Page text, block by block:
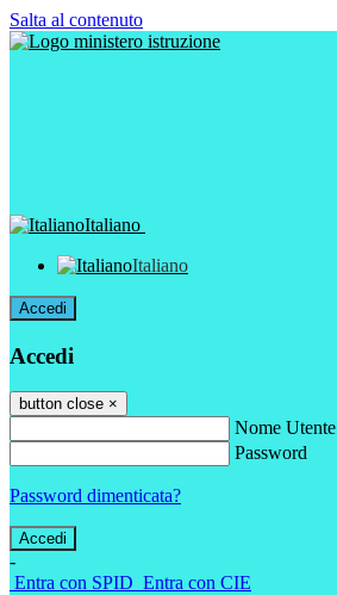
Salta al contenuto
Italiano
Italiano
Accedi
Accedi
button close ×
Nome Utente
Password
Password dimenticata?
-
Entra con SPID Entra con CIE